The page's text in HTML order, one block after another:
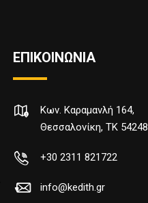
ΕΠΙΚΟΙΝΩΝΙΑ
Κων. Καραμανλή 164,
Θεσσαλονίκη, TK 54248
+30 2311 821722
info@kedith.gr